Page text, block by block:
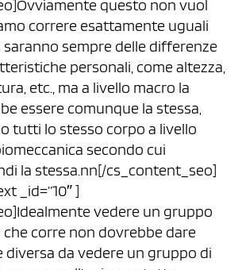
questo non vuol
correre esattamente uguali
saranno sempre delle differenze
personali, come altezza,
etc., ma a livello macro la
essere comunque la stessa,
tutti lo stesso corpo a livello
secondo cui
la stessa.nn[/cs_content_seo]
_id=”10″ ]
vedere un gruppo
che corre non dovrebbe dare
diversa da vedere un gruppo di